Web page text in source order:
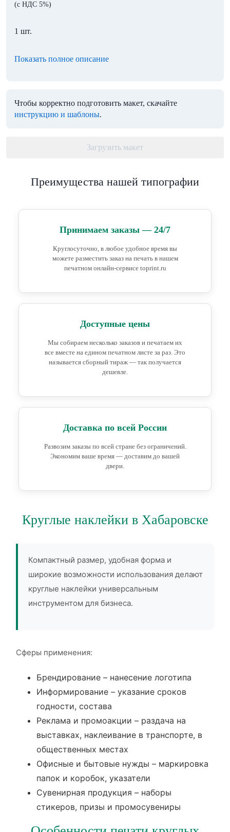
(с НДС 5%)
1 шт.
Показать полное описание
Чтобы корректно подготовить макет, скачайте
инструкцию и шаблоны.
Загрузить макет
Преимущества нашей типографии
Принимаем заказы — 24/7
Круглосуточно, в любое удобное время вы
можете разместить заказ на печать в нашем
печатном онлайн-сервисе toprint.ru
Доступные цены
Мы собираем несколько заказов и печатаем их
все вместе на едином печатном листе за раз. Это
называется сборный тираж — так получается
дешевле.
Доставка по всей России
Развозим заказы по всей стране без ограничений.
Экономим ваше время — доставим до вашей
двери.
Круглые наклейки в Хабаровске
Компактный размер, удобная форма и
широкие возможности использования делают
круглые наклейки универсальным
инструментом для бизнеса.
Сферы применения:
Брендирование – нанесение логотипа
Информирование – указание сроков
годности, состава
Реклама и промоакции – раздача на
выставках, наклеивание в транспорте, в
общественных местах
Офисные и бытовые нужды – маркировка
папок и коробок, указатели
Сувенирная продукция – наборы
стикеров, призы и промосувениры